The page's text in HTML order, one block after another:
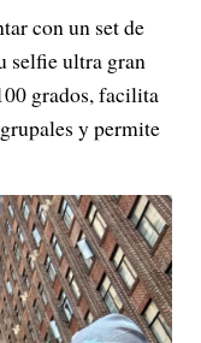
con un set de
selfie ultra gran
grados, facilita
y permite